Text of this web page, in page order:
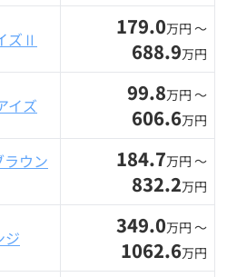
ズⅡ 179.0万円 〜
688.9万円
イズ 99.8万円 〜
606.6万円
ラウン
184.7万円 〜
832.2万円
ジ 349.0万円 〜
1062.6万円